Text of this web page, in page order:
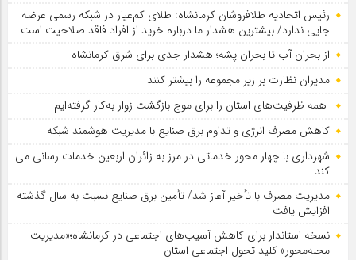
رئیس اتحادیه طلافروشان کرمانشاه: طلای کم‌عیار در شبکه رسمی عرضه
جایی ندارد/ بیشترین هشدار ما درباره خرید از افراد فاقد صلاحیت است
از بحران آب تا بحران پشه؛ هشدار جدی برای شرق کرمانشاه
مدیران نظارت بر زیر مجموعه را بیشتر کنند
همه ظرفیت‌های استان را برای موج بازگشت زوار به‌کار گرفته‌ایم
کاهش مصرف انرژی و تداوم برق صنایع با مدیریت هوشمند شبکه
شهرداری با چهار محور خدماتی در مرز به زائران اربعین خدمات رسانی می
کند
مدیریت مصرف با تأخیر آغاز شد/ تأمین برق صنایع نسبت به سال گذشته
افزایش یافت
نسخه استاندار برای کاهش آسیب‌های اجتماعی در کرمانشاه؛«مدیریت
محله‌محور» کلید تحول اجتماعی استان